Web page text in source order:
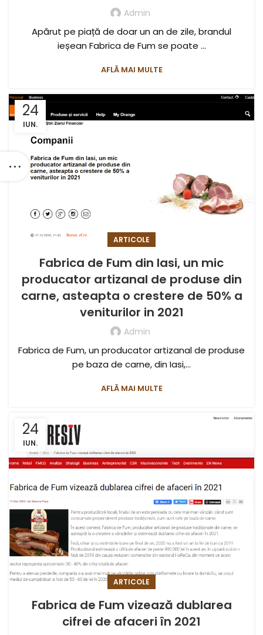
Admin
Apărut pe piață de doar un an de zile, brandul
ieșean Fabrica de Fum se poate ...
AFLĂ MAI MULTE
24
IUN.
ARTICOLE
Fabrica de Fum din Iasi, un mic
producator artizanal de produse din
carne, asteapta o crestere de 50% a
veniturilor in 2021
Admin
Fabrica de Fum, un producator artizanal de produse
pe baza de carne, din Iasi,...
AFLĂ MAI MULTE
24
IUN.
ARTICOLE
Fabrica de Fum vizează dublarea
cifrei de afaceri în 2021